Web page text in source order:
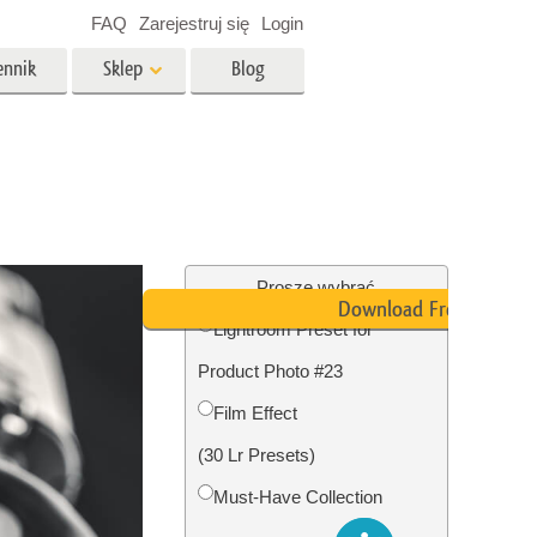
Foto Przywracanie Usługi
Sklep
dla
Blog
FAQ Zarejestruj się Login
Proszę wybrać
Lightroom Preset for
Product Photo #23
Film Effect
(30 Lr Presets)
Must-Have Collection
Download Free